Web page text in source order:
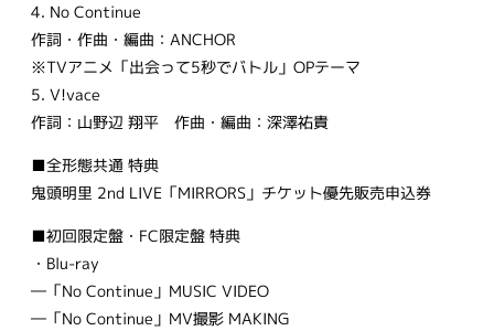
4. No Continue
作詞・作曲・編曲：ANCHOR
※TVアニメ「出会って5秒でバトル」OPテーマ
5. V!vace
作詞：山野辺 翔平 作曲・編曲：深澤祐貴
■全形態共通 特典
鬼頭明里 2nd LIVE「MIRRORS」チケット優先販売申込券
■初回限定盤・FC限定盤 特典
・Blu-ray
―「No Continue」MUSIC VIDEO
―「No Continue」MV撮影 MAKING